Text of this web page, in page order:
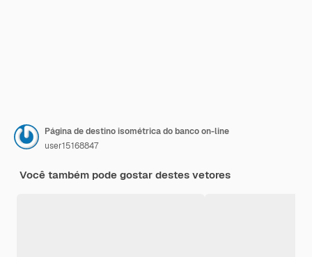
Página de destino isométrica do banco on-line
user15168847
Você também pode gostar destes vetores